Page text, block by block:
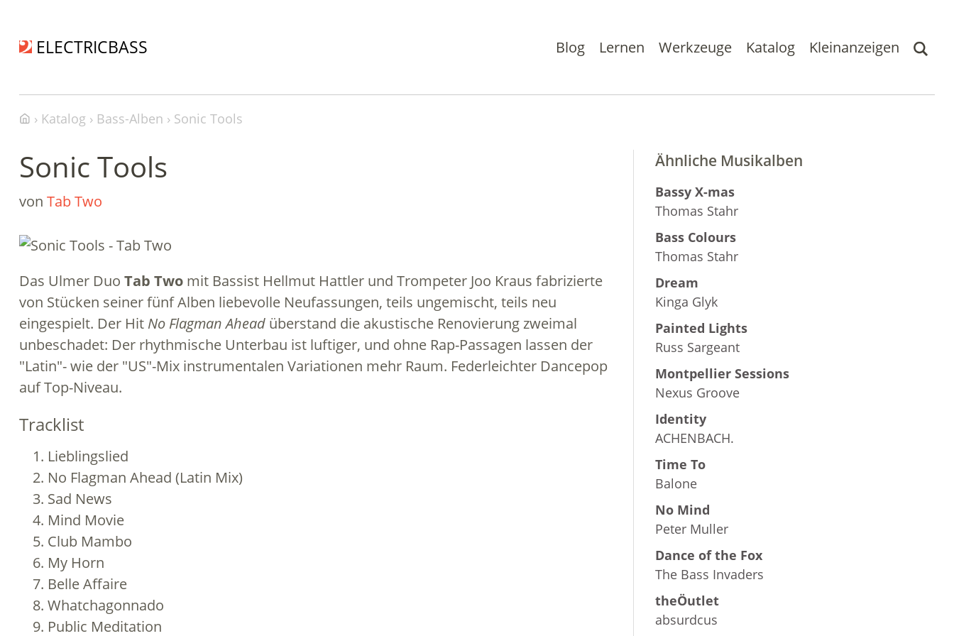
ELECTRICBASS Blog Lernen Werkzeuge Katalog Kleinanzeigen
Katalog Bass-Alben Sonic Tools
Sonic Tools
von Tab Two
Das Ulmer Duo Tab Two mit Bassist Hellmut Hattler und Trompeter Joo Kraus fabrizierte
von Stücken seiner fünf Alben liebevolle Neufassungen, teils ungemischt, teils neu
eingespielt. Der Hit No Flagman Ahead überstand die akustische Renovierung zweimal
unbeschadet: Der rhythmische Unterbau ist luftiger, und ohne Rap-Passagen lassen der
"Latin"- wie der "US"-Mix instrumentalen Variationen mehr Raum. Federleichter Dancepop
auf Top-Niveau.
Tracklist
Lieblingslied
No Flagman Ahead (Latin Mix)
Sad News
Mind Movie
Club Mambo
My Horn
Belle Affaire
Whatchagonnado
Public Meditation
Ähnliche Musikalben
Bassy X-mas
Thomas Stahr
Bass Colours
Thomas Stahr
Dream
Kinga Glyk
Painted Lights
Russ Sargeant
Montpellier Sessions
Nexus Groove
Identity
ACHENBACH.
Time To
Balone
No Mind
Peter Muller
Dance of the Fox
The Bass Invaders
theÖutlet
absurdcus